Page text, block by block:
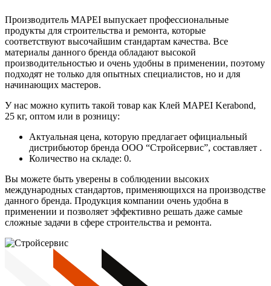
Производитель MAPEI выпускает профессиональные
продукты для строительства и ремонта, которые
соответствуют высочайшим стандартам качества. Все
материалы данного бренда обладают высокой
производительностью и очень удобны в применении, поэтому
подходят не только для опытных специалистов, но и для
начинающих мастеров.
У нас можно купить такой товар как Клей MAPEI Kerabond,
25 кг, оптом или в розницу:
Актуальная цена, которую предлагает официальный
дистрибьютор бренда ООО “Стройсервис”, составляет .
Количество на складе: 0.
Вы можете быть уверены в соблюдении высоких
международных стандартов, применяющихся на производстве
данного бренда. Продукция компании очень удобна в
применении и позволяет эффективно решать даже самые
сложные задачи в сфере строительства и ремонта.